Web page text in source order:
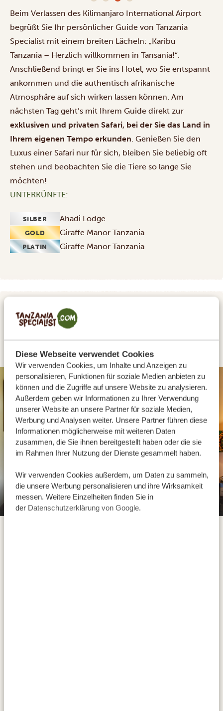
Diese Webseite verwendet Cookies
Wir verwenden Cookies, um Inhalte und Anzeigen zu
personalisieren, Funktionen für soziale Medien anbieten zu
können und die Zugriffe auf unsere Website zu analysieren.
Außerdem geben wir Informationen zu Ihrer Verwendung
unserer Website an unsere Partner für soziale Medien,
Werbung und Analysen weiter. Unsere Partner führen diese
Informationen möglicherweise mit weiteren Daten
zusammen, die Sie ihnen bereitgestellt haben oder die sie
im Rahmen Ihrer Nutzung der Dienste gesammelt haben.
Wir verwenden Cookies außerdem, um Daten zu sammeln,
die unsere Werbung personalisieren und ihre Wirksamkeit
messen. Weitere Einzelheiten finden Sie in
der Datenschutzerklärung von Google.
Beim Verlassen des Kilimanjaro International Airport
begrüßt Sie Ihr persönlicher Guide von Tanzania
Specialist mit einem breiten Lächeln: „Karibu
Tanzania – Herzlich willkommen in Tansania!“.
Anschließend bringt er Sie ins Hotel, wo Sie entspannt
ankommen und die authentisch afrikanische
Atmosphäre auf sich wirken lassen können. Am
nächsten Tag geht’s mit Ihrem Guide direkt zur
exklusiven und privaten Safari, bei der Sie das Land in
Ihrem eigenen Tempo erkunden . Genießen Sie den
Luxus einer Safari nur für sich, bleiben Sie beliebig oft
stehen und beobachten Sie die Tiere so lange Sie
möchten!
UNTERKÜNFTE:
SILBER Ahadi Lodge
GOLD Giraffe Manor Tanzania
PLATIN Giraffe Manor Tanzania
TAG 2
EIN TAG ZUM ENTSPANNEN IN
ARUSHA
GOLD
Giraffe Manor Tanzania